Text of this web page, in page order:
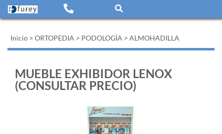
Inicio > ORTOPEDIA > PODOLOGÍA > ALMOHADILLA
MUEBLE EXHIBIDOR LENOX
(CONSULTAR PRECIO)